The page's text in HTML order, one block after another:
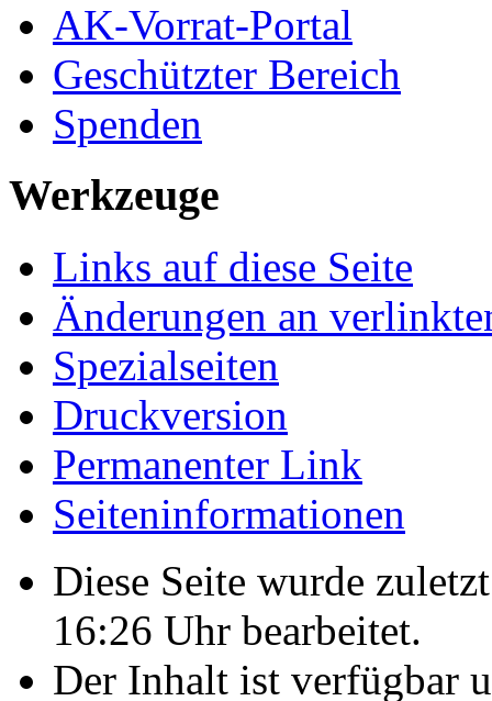
AK-Vorrat-Portal
Geschützter Bereich
Spenden
Werkzeuge
Links auf diese Seite
Änderungen an
Spezialseiten
Druckversion
Permanenter Link
Seiten­­informationen
Diese Seite wurde
16:26 Uhr bearbeitet.
Der Inhalt ist verfügbar